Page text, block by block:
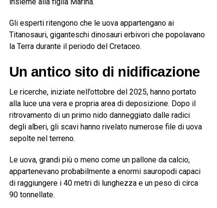
Gli esperti ritengono che le uova appartengano ai
Titanosauri, giganteschi dinosauri erbivori che popolavano
la Terra durante il periodo del Cretaceo.
Un antico sito di nidificazione
Le ricerche, iniziate nell’ottobre del 2025, hanno portato
alla luce una vera e propria area di deposizione. Dopo il
ritrovamento di un primo nido danneggiato dalle radici
degli alberi, gli scavi hanno rivelato numerose file di uova
sepolte nel terreno.
Le uova, grandi più o meno come un pallone da calcio,
appartenevano probabilmente a enormi sauropodi capaci
di raggiungere i 40 metri di lunghezza e un peso di circa
90 tonnellate.